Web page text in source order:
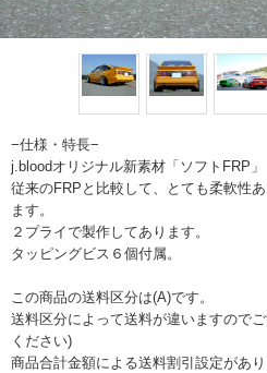
−仕様・特長−
j.bloodオリジナル新素材「ソフトFRP」
従来のFRPと比較して、とても柔軟性
ます。
２プライで製作してあります。
タッピングビス６個付属。
この商品の送料区分は(A)です。
送料区分によって送料が違いますので
ください)
商品合計金額による送料割引設定があ